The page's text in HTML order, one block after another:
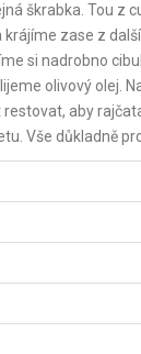
škrabka. Tou z
zase z
si nadrobno
olivový olej.
aby
Vše důkladně